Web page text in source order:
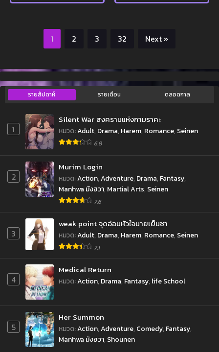
1 2 3 32 Next »
รายสัปดาห์ รายเดือน ตลอดกาล
1
Silent War สงครามแห่งกามราคะ
หมวด:Adult, Drama, Harem, Romance, Seinen
6.8
2
Murim Login
หมวด:Action,Adventure, Drama, Fantasy,
Manhwa มังฮวา, Martial Arts, Seinen
7.6
3
weak point จุดอ่อนหัวใจนายเย็นชา
หมวด:Adult, Drama, Harem, Romance, Seinen
7.1
4
Medical Return
หมวด:Action, Drama, Fantasy, life School
5
Her Summon
หมวด:Action,Adventure, Comedy, Fantasy,
Manhwa มังฮวา, Shounen